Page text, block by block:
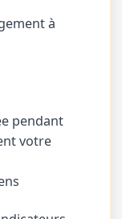
à
pendant
votre